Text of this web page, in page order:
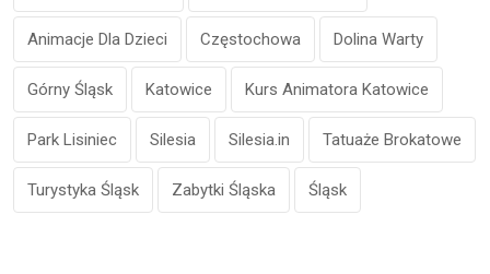
Animacje Dla Dzieci Częstochowa Dolina Warty
Górny Śląsk Katowice Kurs Animatora Katowice
Park Lisiniec Silesia Silesia.in Tatuaże Brokatowe
Turystyka Śląsk Zabytki Śląska Śląsk